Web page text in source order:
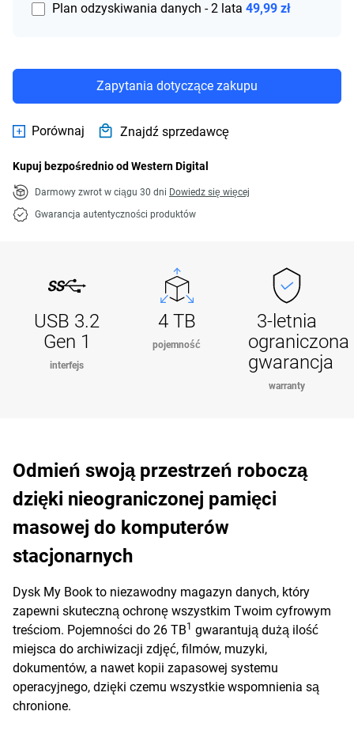
Plan odzyskiwania danych - 2 lata 49,99 zł
Zapytania dotyczące zakupu
Porównaj Znajdź sprzedawcę
Kupuj bezpośrednio od Western Digital
Darmowy zwrot w ciągu 30 dni Dowiedz się więcej
Gwarancja autentyczności produktów
USB 3.2
Gen 1
interfejs
4 TB
pojemność
3-letnia
ograniczona
gwarancja
warranty
Odmień swoją przestrzeń roboczą
dzięki nieograniczonej pamięci
masowej do komputerów
stacjonarnych
Dysk My Book to niezawodny magazyn danych, który
zapewni skuteczną ochronę wszystkim Twoim cyfrowym
treściom. Pojemności do 26 TB1 gwarantują dużą ilość
miejsca do archiwizacji zdjęć, filmów, muzyki,
dokumentów, a nawet kopii zapasowej systemu
operacyjnego, dzięki czemu wszystkie wspomnienia są
chronione.